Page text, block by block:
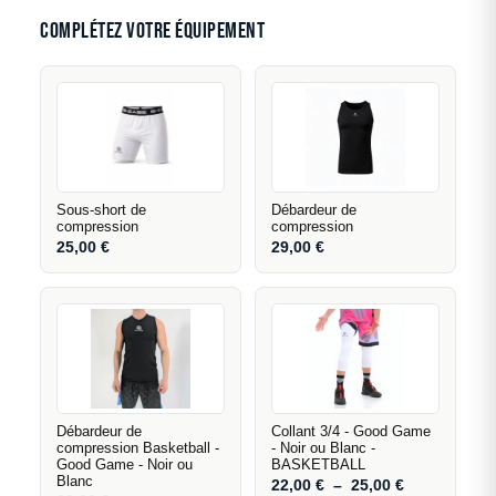
Complétez votre équipement
Sous-short de
compression
25,00€
Débardeur de
compression
29,00€
Débardeur de
compression Basketball -
Good Game - Noir ou
Blanc
Collant 3/4 - Good Game
- Noir ou Blanc -
BASKETBALL
22,00€ – 25,00€